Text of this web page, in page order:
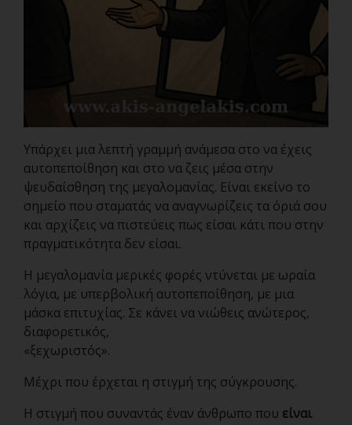
Υπάρχει μια λεπτή γραμμή ανάμεσα στο να έχεις
αυτοπεποίθηση και στο να ζεις μέσα στην
ψευδαίσθηση της μεγαλομανίας. Είναι εκείνο το
σημείο που σταματάς να αναγνωρίζεις τα όριά σου
και αρχίζεις να πιστεύεις πως είσαι κάτι που στην
πραγματικότητα δεν είσαι.
Η μεγαλομανία μερικές φορές ντύνεται με ωραία
λόγια, με υπερβολική αυτοπεποίθηση, με μια
μάσκα επιτυχίας. Σε κάνει να νιώθεις ανώτερος,
διαφορετικός,
«ξεχωριστός».
Μέχρι που έρχεται η στιγμή της σύγκρουσης.
Η στιγμή που συναντάς έναν άνθρωπο που είναι